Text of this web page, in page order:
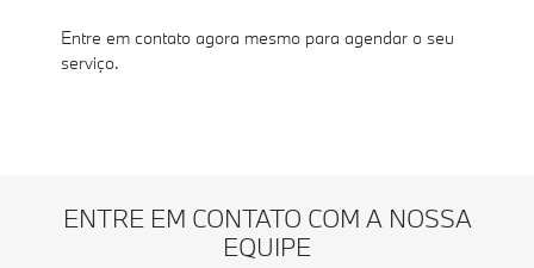
Entre em contato agora mesmo para agendar o seu
serviço.
ENTRE EM CONTATO COM A NOSSA
EQUIPE